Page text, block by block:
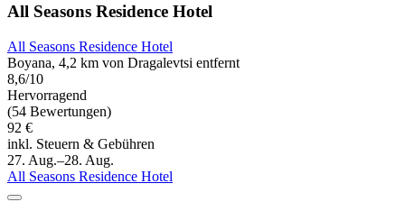
All Seasons Residence Hotel
All Seasons Residence Hotel
Boyana, 4,2 km von Dragalevtsi entfernt
8,6/10
Hervorragend
(54 Bewertungen)
92 €
inkl. Steuern & Gebühren
27. Aug.–28. Aug.
All Seasons Residence Hotel